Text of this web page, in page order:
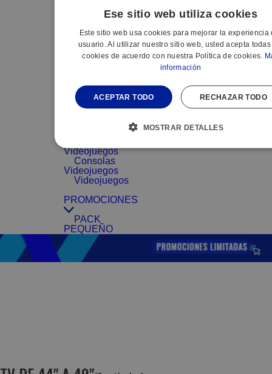
Archivadores
CD/DVD
Audio portátil
Complementos
Reproductores
DVD
VARIOS - ACC.
GAMA MARRON
Videojuegos
Consolas
Videojuegos
Videojuegos
PROMOCIONES
PACK
PEQUEÑO
Ese sitio web utiliza cookies
Este sitio web usa cookies para mejorar la experiencia
usuario. Al utilizar nuestro sitio web, usted acepta
cookies de acuerdo con nuestra Política de cookies.
información
ACEPTAR TODO RECHAZAR TODO
MOSTRAR DETALLES